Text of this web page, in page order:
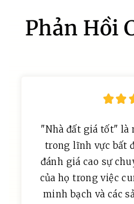
Phản Hồi

"Nhà đất giá tốt" là
trong lĩnh vực bất
đánh giá cao sự
của họ trong việc
minh bạch và các